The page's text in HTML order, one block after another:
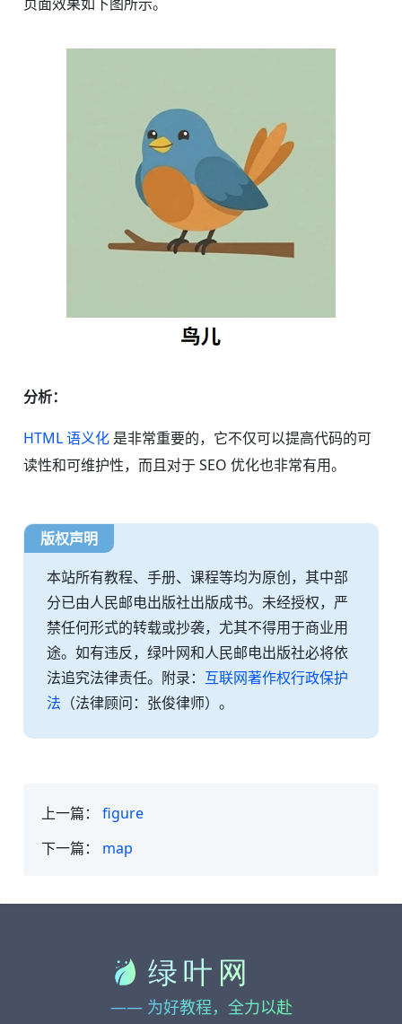
分析：
HTML 语义化 是非常重要的，它不仅可以提高代码的可
读性和可维护性，而且对于 SEO 优化也非常有用。
版权声明
本站所有教程、手册、课程等均为原创，其中部
分已由人民邮电出版社出版成书。未经授权，严
禁任何形式的转载或抄袭，尤其不得用于商业用
途。如有违反，绿叶网和人民邮电出版社必将依
法追究法律责任。附录： 互联网著作权行政保护
法 （法律顾问：张俊律师）。
上一篇： figure
下一篇： map
—— 为好教程，全力以赴